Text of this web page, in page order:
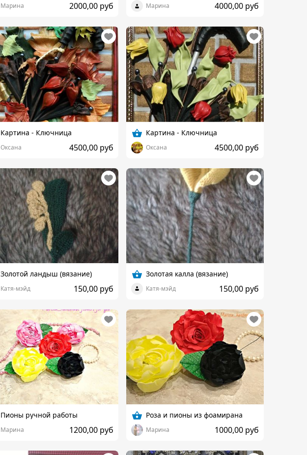
Марина 2000,00 руб Марина 4000,00 руб
Картина - Ключница
Оксана 4500,00 руб
Картина - Ключница
Оксана 4500,00 руб
Золотой ландыш (вязание)
Катя-мэйд 150,00 руб
Золотая калла (вязание)
Катя-мэйд 150,00 руб
Пионы ручной работы
Марина 1200,00 руб
Роза и пионы из фоамирана
Марина 1000,00 руб